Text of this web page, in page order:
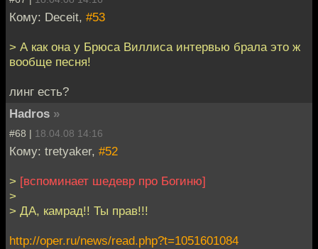
Кому: Deceit, #53
> А как она у Брюса Виллиса интервью брала это ж
вообще песня!
линг есть?
Hadros »
#68 | 18.04.08 14:16
Кому: tretyaker, #52
> [вспоминает шедевр про Богиню]
>
> ДА, камрад!! Ты прав!!!
http://oper.ru/news/read.php?t=1051601084